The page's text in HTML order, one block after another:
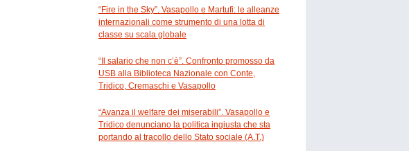
“Fire in the Sky”. Vasapollo e Martufi: le alleanze
internazionali come strumento di una lotta di
classe su scala globale
“Il salario che non c’è”. Confronto promosso da
USB alla Biblioteca Nazionale con Conte,
Tridico, Cremaschi e Vasapollo
“Avanza il welfare dei miserabili”. Vasapollo e
Tridico denunciano la politica ingiusta che sta
portando al tracollo dello Stato sociale (A.T.)